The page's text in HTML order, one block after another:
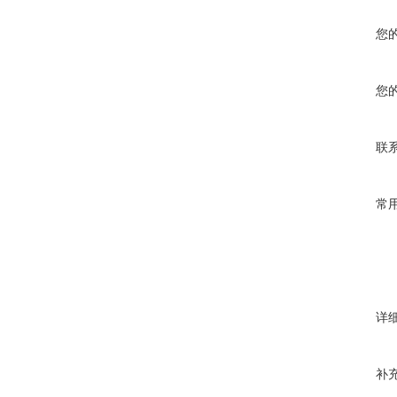
您
您
联
常
详
补